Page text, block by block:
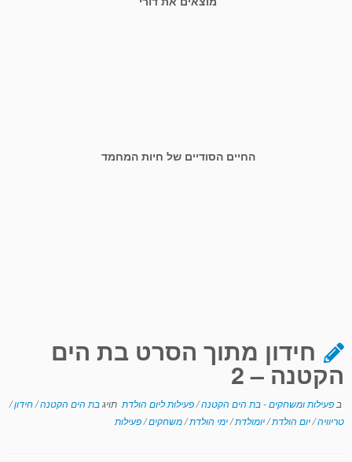
החיים הסודיים של חיות המחמד
חידון מתוך הסרט בת הים
הקטנה – 2
ב פעילות ומשחקים - בת הים הקטנה/פעילות ליום הולדת תויגבת הים הקטנה/חידון/
טריוויה/יום הולדת/יומולדת/ימי הולדת/משחקים/פעילות